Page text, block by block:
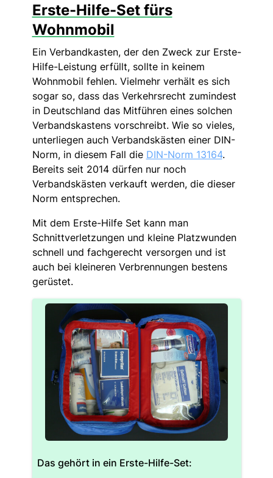
Erste-Hilfe-Set fürs
Wohnmobil
Ein Verbandkasten, der den Zweck zur Erste-
Hilfe-Leistung erfüllt, sollte in keinem
Wohnmobil fehlen. Vielmehr verhält es sich
sogar so, dass das Verkehrsrecht zumindest
in Deutschland das Mitführen eines solchen
Verbandskastens vorschreibt. Wie so vieles,
unterliegen auch Verbandskästen einer DIN-
Norm, in diesem Fall die DIN-Norm 13164.
Bereits seit 2014 dürfen nur noch
Verbandskästen verkauft werden, die dieser
Norm entsprechen.
Mit dem Erste-Hilfe Set kann man
Schnittverletzungen und kleine Platzwunden
schnell und fachgerecht versorgen und ist
auch bei kleineren Verbrennungen bestens
gerüstet.
Das gehört in ein Erste-Hilfe-Set: